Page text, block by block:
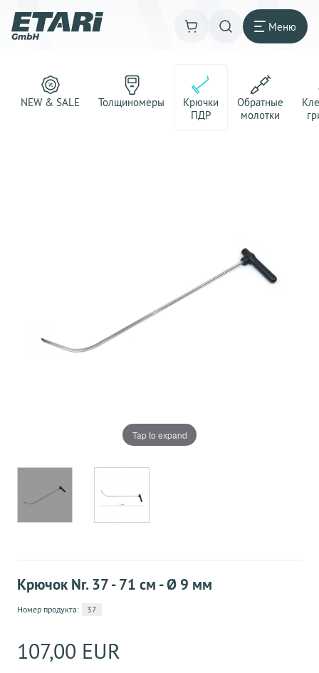
Меню
NEW & SALE Толщиномеры
Крючки
ПДР
Обратные
молотки
Tap to expand
Крючок Nr. 37 - 71 см - Ø 9 мм
Номер продукта: 37
107,00 EUR